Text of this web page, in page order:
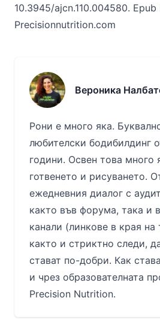
10.3945/ajcn.110.004580. Epub
Precisionnutrition.com
Вероника
Рони е много яка.
любителски бодибилдинг
години. Освен това много
готвенето и рисуването.
ежедневния диалог с
както във форума, така и
канали (линкове в края на
както и стриктно следи,
стават по-добри. Как
и чрез образователната
Precision Nutrition.